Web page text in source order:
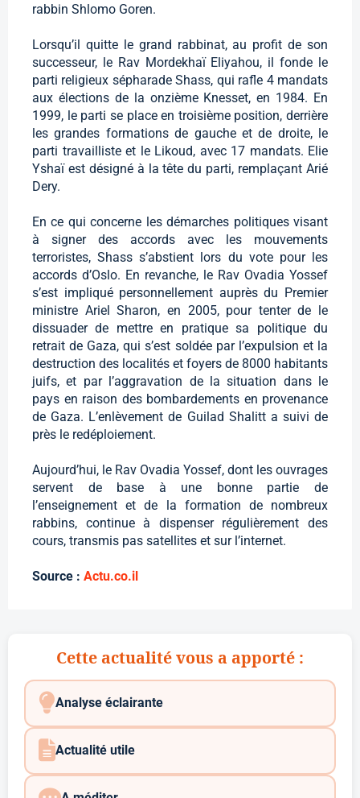
rabbin Shlomo Goren.
Lorsqu’il quitte le grand rabbinat, au profit de son
successeur, le Rav Mordekhaï Eliyahou, il fonde le
parti religieux sépharade Shass, qui rafle 4 mandats
aux élections de la onzième Knesset, en 1984. En
1999, le parti se place en troisième position, derrière
les grandes formations de gauche et de droite, le
parti travailliste et le Likoud, avec 17 mandats. Elie
Yshaï est désigné à la tête du parti, remplaçant Arié
Dery.
En ce qui concerne les démarches politiques visant
à signer des accords avec les mouvements
terroristes, Shass s’abstient lors du vote pour les
accords d’Oslo. En revanche, le Rav Ovadia Yossef
s’est impliqué personnellement auprès du Premier
ministre Ariel Sharon, en 2005, pour tenter de le
dissuader de mettre en pratique sa politique du
retrait de Gaza, qui s’est soldée par l’expulsion et la
destruction des localités et foyers de 8000 habitants
juifs, et par l’aggravation de la situation dans le
pays en raison des bombardements en provenance
de Gaza. L’enlèvement de Guilad Shalitt a suivi de
près le redéploiement.
Aujourd’hui, le Rav Ovadia Yossef, dont les ouvrages
servent de base à une bonne partie de
l’enseignement et de la formation de nombreux
rabbins, continue à dispenser régulièrement des
cours, transmis pas satellites et sur l’internet.
Source : Actu.co.il
Cette actualité vous a apporté :
Analyse éclairante
Actualité utile